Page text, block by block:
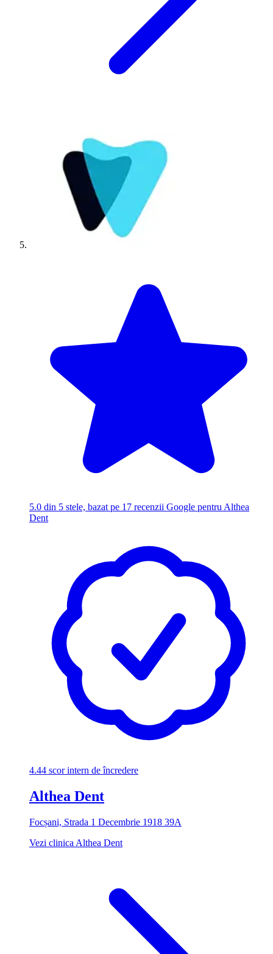
5.0 din 5 stele, bazat pe 17 recenzii Google pentru Althea
Dent
4.44 scor intern de încredere
Althea Dent
Focșani, Strada 1 Decembrie 1918 39A
Vezi clinica Althea Dent